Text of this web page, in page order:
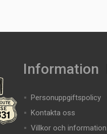
Information
Personuppgiftspolicy
Kontakta oss
Villkor och information